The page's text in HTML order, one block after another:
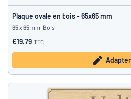
Plaque ovale en bois - 65x65 mm
65 x 65 mm, Bois
€19.79 TTC
Adapter